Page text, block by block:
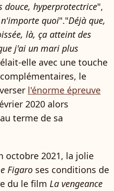
douce, hyperprotectrice",
quoi"."Déjà que,
là, ça atteint des
j'ai un mari plus
elle avec une touche
le
l'énorme épreuve
2020 alors
terme de sa
octobre 2021, la jolie
Figaro ses conditions de
du le film La vengeance